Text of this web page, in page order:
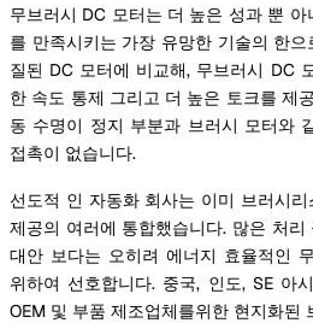
무브러시 DC 모터는 더 높은 성과 뿐
를 만족시키는 가장 유망한 기술의 한
질된 DC 모터에 비교해, 무브러시 DC
한 속도 통제 그리고 더 높은 토크를 제
동 수명이 정지 부분과 브러시 모터와
접촉이 없습니다.
선도적 인 자동화 회사는 이미 브러시
제공의 여러에 통합했습니다. 많은 처
대안 보다는 오히려 에너지 효율적인
위하여 선호합니다. 중국, 인도, SE 아
OEM 및 부품 제조업체를위한 현지화된